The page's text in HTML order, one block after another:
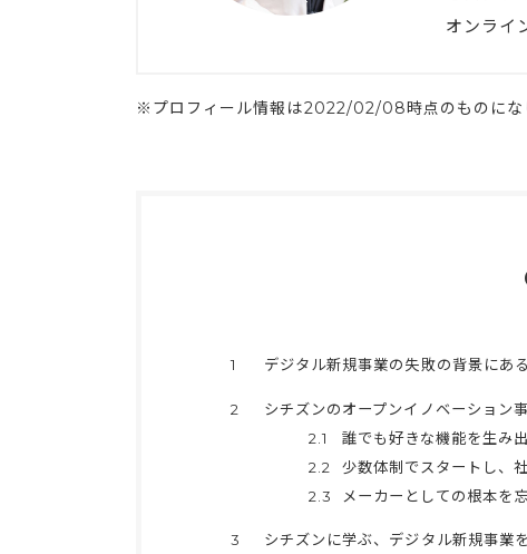
オンライ
※プロフィール情報は2022/02/08時点のものにな
1 デジタル新規事業の失敗の背景にあ
2
シチズンのオープンイノベーション
2.1
誰でも好きな機能を生み
2.2
少数体制でスタートし、
2.3
メーカーとしての根本を
3
シチズンに学ぶ、デジタル新規事業